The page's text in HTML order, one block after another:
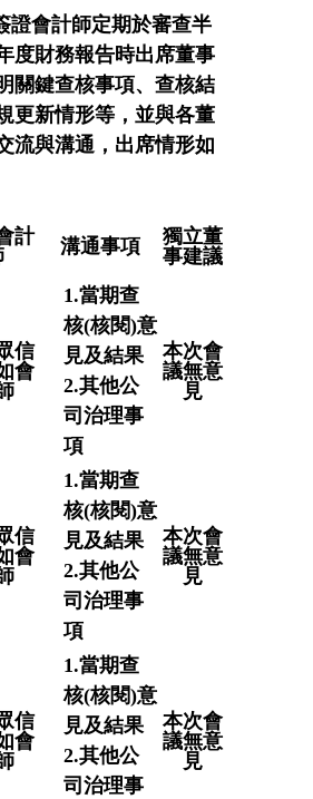
證會計師定期於審查半
度財務報告時出席董事
關鍵查核事項、查核結
更新情形等，並與各董
流與溝通，出席情形如
計
溝通事項
獨立董
事建議
信
會
1.當期查
核(核閱)意
見及結果
2.其他公
司治理事
項
本次會
議無意
見
信
會
1.當期查
核(核閱)意
見及結果
2.其他公
司治理事
項
本次會
議無意
見
信
會
1.當期查
核(核閱)意
見及結果
2.其他公
司治理事
本次會
議無意
見